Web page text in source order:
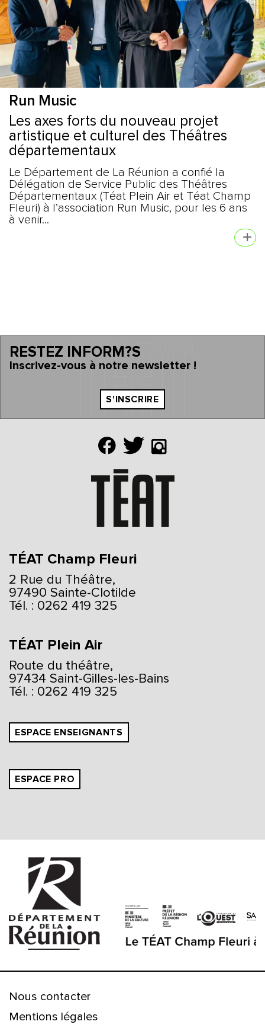
Run Music
Les axes forts du nouveau projet
artistique et culturel des Théâtres
départementaux
Le Département de La Réunion a confié la
Délégation de Service Public des Théâtres
Départementaux (Téat Plein Air et Téat Champ
Fleuri) à l’association Run Music, pour les 6 ans
à venir...
RESTEZ INFORM?S
Inscrivez-vous à notre newsletter !
S'INSCRIRE
TÉAT Champ Fleuri
2 Rue du Théâtre,
97490 Sainte-Clotilde
Tél. : 0262 419 325
TÉAT Plein Air
Route du théâtre,
97434 Saint-Gilles-les-Bains
Tél. : 0262 419 325
ESPACE ENSEIGNANTS
ESPACE PRO
Nous contacter
Mentions légales